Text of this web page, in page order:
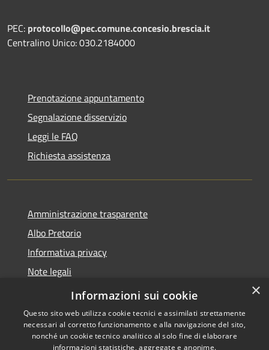
PEC: protocollo@pec.comune.concesio.brescia.it
Centralino Unico: 030.2184000
Prenotazione appuntamento
Segnalazione disservizio
Leggi le FAQ
Richiesta assistenza
Amministrazione trasparente
Albo Pretorio
Informativa privacy
Note legali
Dichiarazione di accessibilità
×
Informazioni sui cookie
Questo sito web utilizza cookie tecnici e assimilati strettamente
necessari al corretto funzionamento e alla navigazione del sito,
nonché un cookie tecnico analitico al solo fine di elaborare
informazioni statistiche, aggregate e anonime.